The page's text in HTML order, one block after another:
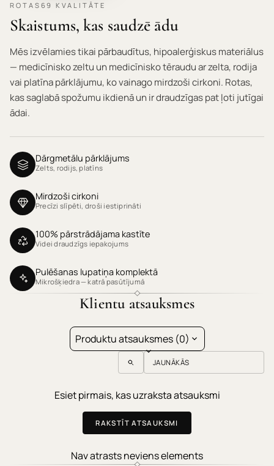
ROTAS69 KVALITĀTE
Skaistums, kas saudzē ādu
Mēs izvēlamies tikai pārbaudītus, hipoalerģiskus materiālus
— medicīnisko zeltu un medicīnisko tēraudu ar zelta, rodija
vai platīna pārklājumu, ko vainago mirdzoši cirkoni. Rotas,
kas saglabā spožumu ikdienā un ir draudzīgas pat ļoti jutīgai
ādai.
Dārgmetālu pārklājums
Zelts, rodijs, platīns
Mirdzoši cirkoni
Precīzi slīpēti, droši iestiprināti
100% pārstrādājama kastīte
Videi draudzīgs iepakojums
Pulēšanas lupatiņa komplektā
Mikrošķiedra — katrā pasūtījumā
Klientu atsauksmes
Produktu atsauksmes (0)
Sort reviews by
Esiet pirmais, kas uzraksta atsauksmi
RAKSTĪT ATSAUKSMI
Nav atrasts neviens elements